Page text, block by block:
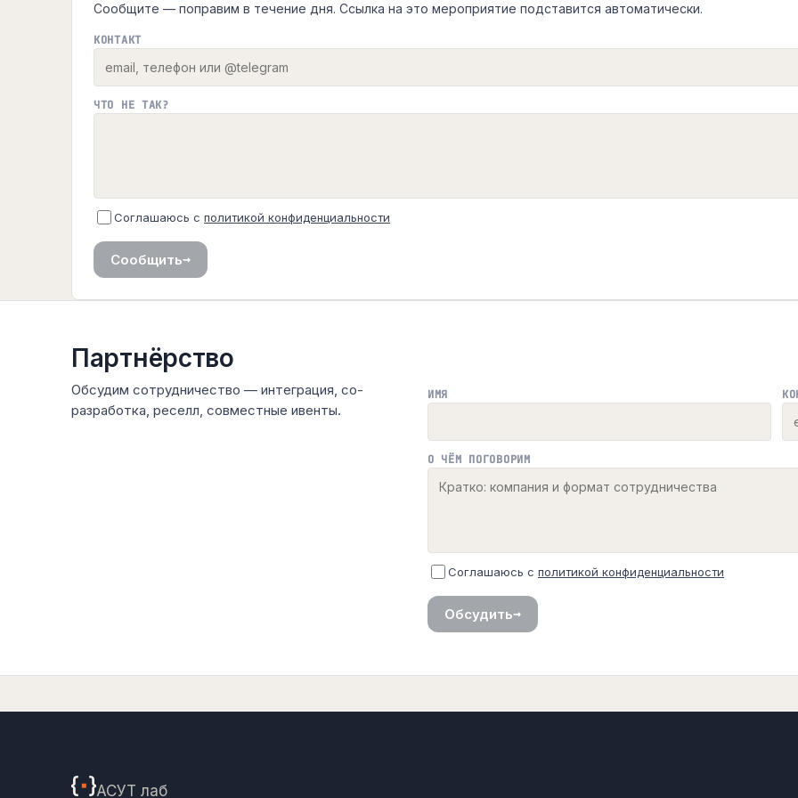
Сообщите — поправим в течение дня. Ссылка на это мероприятие подставится автоматически.
КОНТАКТ
ЧТО НЕ ТАК?
Соглашаюсь с политикой конфиденциальности
Сообщить→
Партнёрство
Обсудим сотрудничество — интеграция, со-
разработка, реселл, совместные ивенты.
ИМЯ
О ЧЁМ ПОГОВОРИМ
Соглашаюсь с политикой конфиденциальности
Обсудить→
АСУТ лаб